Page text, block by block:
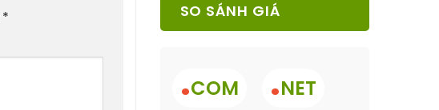
* SO SÁNH GIÁ
.COM .NET